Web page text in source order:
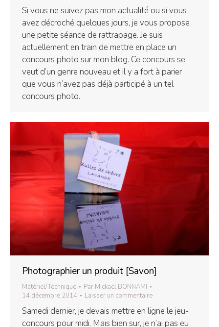
Si vous ne suivez pas mon actualité ou si vous
avez décroché quelques jours, je vous propose
une petite séance de rattrapage. Je suis
actuellement en train de mettre en place un
concours photo sur mon blog. Ce concours se
veut d’un genre nouveau et il y a fort à parier
que vous n’avez pas déjà participé à un tel
concours photo.
Photographier un produit [Savon]
Matériel/Technique Par Mickaël BONNAMI
14 décembre 2014
Laisser un commentaire
Samedi dernier, je devais mettre en ligne le jeu-
concours pour midi. Mais bien sur, je n’ai pas eu